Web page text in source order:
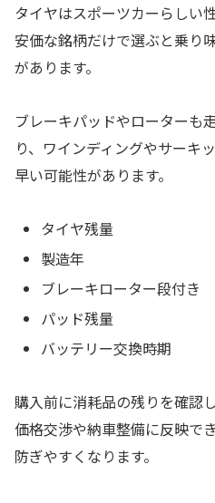
タイヤはスポーツカーらしい
安価な銘柄だけで選ぶと乗り
があります。
ブレーキパッドやローターも
り、ワインディングやサーキ
早い可能性があります。
タイヤ残量
製造年
ブレーキローター段付き
パッド残量
バッテリー交換時期
購入前に消耗品の残りを確認
価格交渉や納車整備に反映で
防ぎやすくなります。